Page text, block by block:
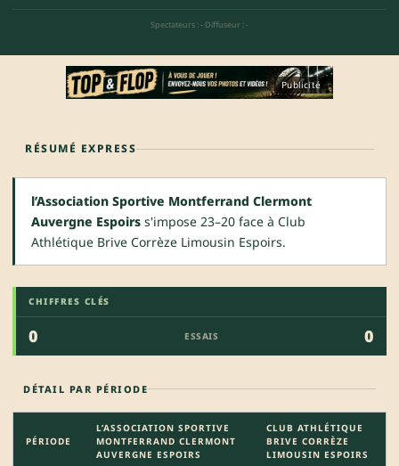
Spectateurs : - Diffuseur : -
Publicité
RÉSUMÉ EXPRESS
l’Association Sportive Montferrand Clermont
Auvergne Espoirs s'impose 23–20 face à Club
Athlétique Brive Corrèze Limousin Espoirs.
CHIFFRES CLÉS
0 ESSAIS 0
DÉTAIL PAR PÉRIODE
PÉRIODE
L’ASSOCIATION SPORTIVE
MONTFERRAND CLERMONT
AUVERGNE ESPOIRS
CLUB ATHLÉTIQUE
BRIVE CORRÈZE
LIMOUSIN ESPOIRS